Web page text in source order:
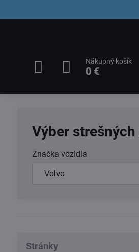
Nákupný košík
0 €
Výber
Značka vozidla
Stránky